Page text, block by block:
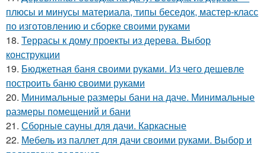
плюсы и минусы материала, типы беседок, мастер-класс
по изготовлению и сборке своими руками
18. Террасы к дому проекты из дерева. Выбор
конструкции
19. Бюджетная баня своими руками. Из чего дешевле
построить баню своими руками
20. Минимальные размеры бани на даче. Минимальные
размеры помещений и бани
21. Сборные сауны для дачи. Каркасные
22. Мебель из паллет для дачи своими руками. Выбор и